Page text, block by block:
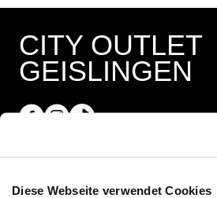
Diese Webseite verwendet Cookies
CITY OUTLET
GEISLINGEN
Öffnungszeiten